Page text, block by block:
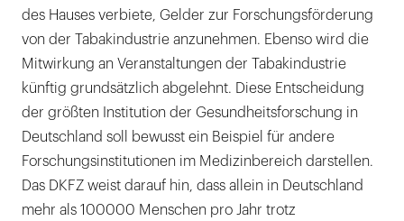
des Hauses verbiete, Gelder zur Forschungsförderung
von der Tabakindustrie anzunehmen. Ebenso wird die
Mitwirkung an Veranstaltungen der Tabakindustrie
künftig grundsätzlich abgelehnt. Diese Entscheidung
der größten Institution der Gesundheitsforschung in
Deutschland soll bewusst ein Beispiel für andere
Forschungsinstitutionen im Medizinbereich darstellen.
Das DKFZ weist darauf hin, dass allein in Deutschland
mehr als 100000 Menschen pro Jahr trotz